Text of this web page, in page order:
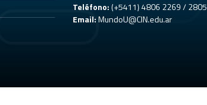
Teléfono:(+5411) 4806 2269 / 2805
Email:MundoU@CIN.edu.ar